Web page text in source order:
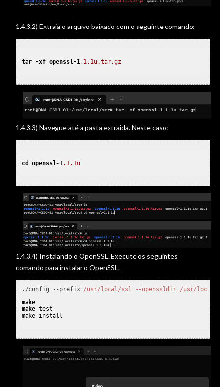
1.4.3.2) Extraia o arquivo baixado com o seguinte comando:
tar -xf openssl-1 .1 .1u.tar.gz
1.4.3.3) Navegue até a pasta extraida. Neste caso:
cd openssl-1.1.1u
1.4.3.4) Instalando o OpenSSL. Execute os seguintes
comando para instalar o OpenSSL.
./config --prefix=/usr/local /ssl --openssldir=/usr/local/
make
make test
make install